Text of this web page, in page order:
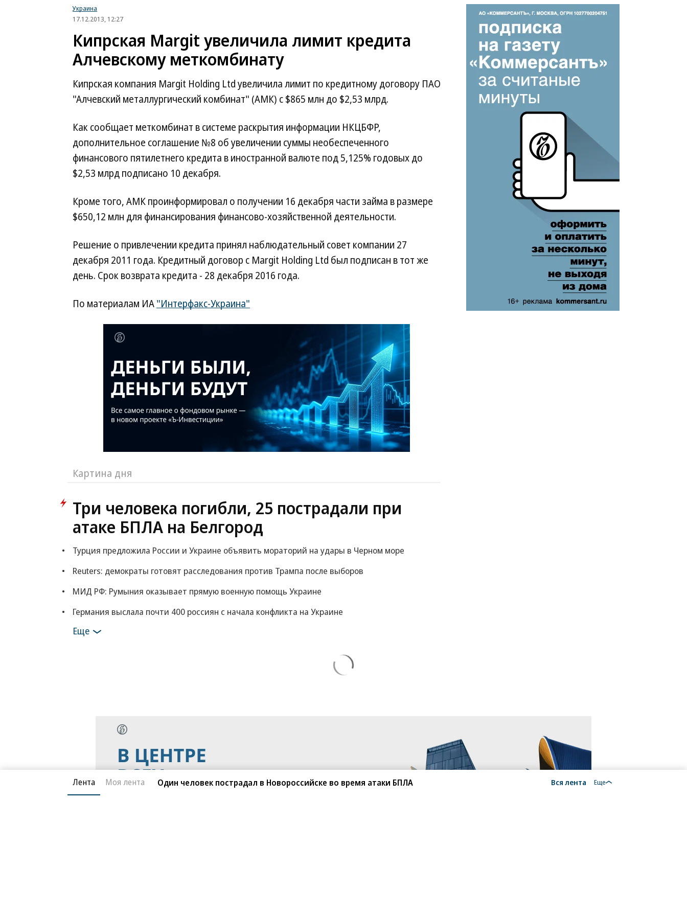
Украина
17.12.2013, 12:27
Кипрская Margit увеличила лимит кредита
Алчевскому меткомбинату
Кипрская компания Margit Holding Ltd увеличила лимит по кредитному договору ПАО
"Алчевский металлургический комбинат" (АМК) с $865 млн до $2,53 млрд.
Как сообщает меткомбинат в системе раскрытия информации НКЦБФР,
дополнительное соглашение №8 об увеличении суммы необеспеченного
финансового пятилетнего кредита в иностранной валюте под 5,125% годовых до
$2,53 млрд подписано 10 декабря.
Кроме того, АМК проинформировал о получении 16 декабря части займа в размере
$650,12 млн для финансирования финансово-хозяйственной деятельности.
Решение о привлечении кредита принял наблюдательный совет компании 27
декабря 2011 года. Кредитный договор с Margit Holding Ltd был подписан в тот же
день. Срок возврата кредита - 28 декабря 2016 года.
По материалам ИА"Интерфакс-Украина"
Картина дня
Три человека погибли, 25 пострадали при
атаке БПЛА на Белгород
Турция предложила России и Украине объявить мораторий на удары в Черном море
Reuters: демократы готовят расследования против Трампа после выборов
МИД РФ: Румыния оказывает прямую военную помощь Украине
Германия выслала почти 400 россиян с начала конфликта на Украине
Еще
Лента Моя лента Один человек пострадал в Новороссийске во время атаки БПЛА Вся лента Еще